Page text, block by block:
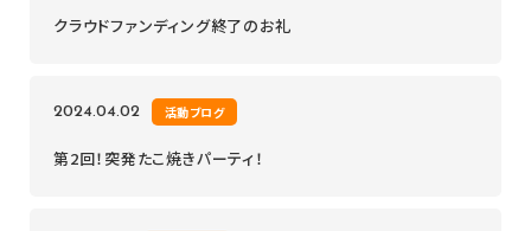
クラウドファンディング終了のお礼
2024.04.02 活動ブログ
第2回！突発たこ焼きパーティ！